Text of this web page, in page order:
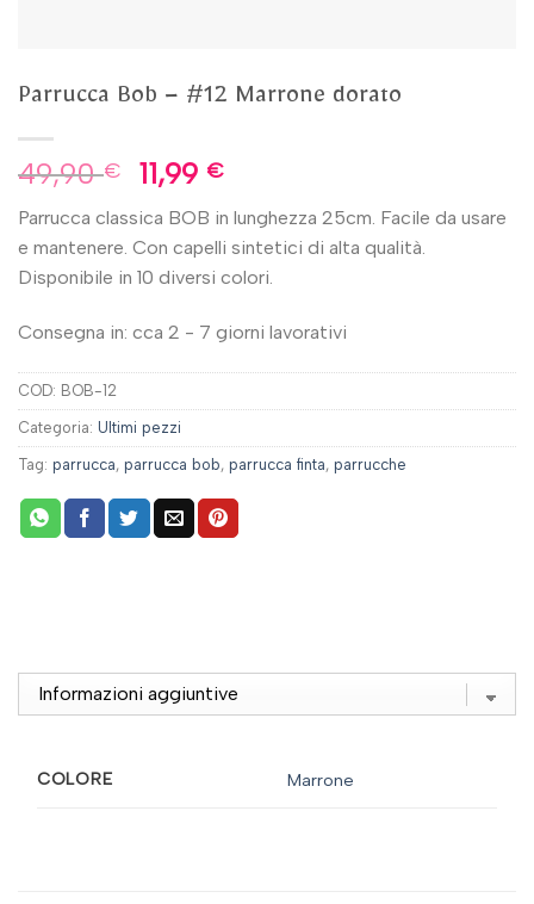
Parrucca Bob – #12 Marrone dorato
49,90€ 11,99 €
Parrucca classica BOB in lunghezza 25cm. Facile da usare
e mantenere. Con capelli sintetici di alta qualità.
Disponibile in 10 diversi colori.
Consegna in: cca 2 - 7 giorni lavorativi
COD: BOB-12
Categoria: Ultimi pezzi
Tag: parrucca, parrucca bob, parrucca finta, parrucche
COLORE Marrone